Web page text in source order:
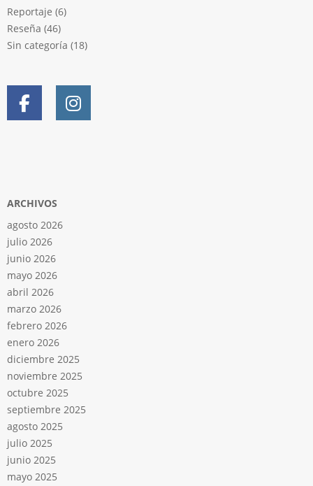
Reportaje (6)
Reseña (46)
Sin categoría (18)
ARCHIVOS
agosto 2026
julio 2026
junio 2026
mayo 2026
abril 2026
marzo 2026
febrero 2026
enero 2026
diciembre 2025
noviembre 2025
octubre 2025
septiembre 2025
agosto 2025
julio 2025
junio 2025
mayo 2025